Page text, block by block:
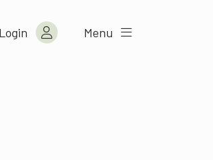
Login Menu